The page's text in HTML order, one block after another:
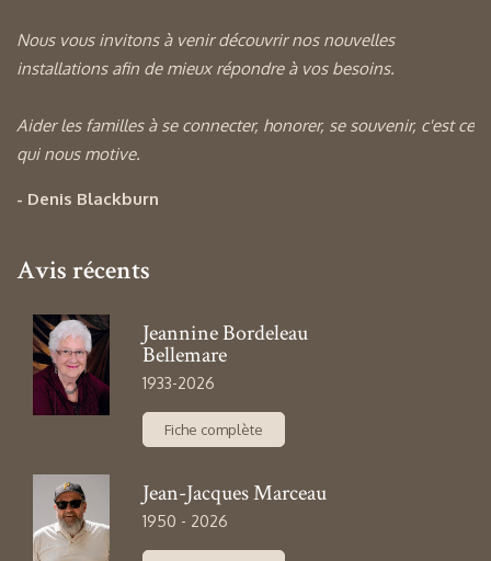
Nous vous invitons à venir découvrir nos nouvelles
installations afin de mieux répondre à vos besoins.
Aider les familles à se connecter, honorer, se souvenir, c'est ce
qui nous motive.
- Denis Blackburn
Avis récents